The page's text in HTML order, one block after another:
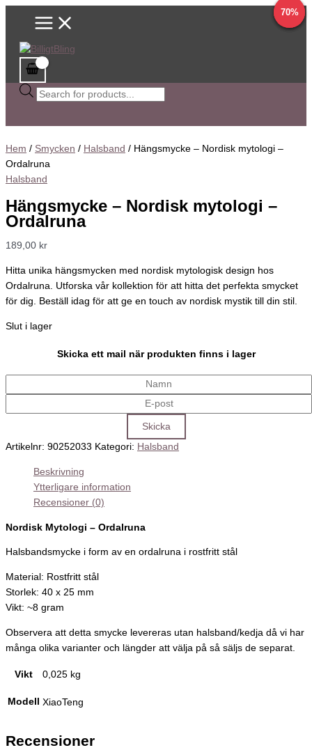
HoppaMain
Sök
efter
Hem / Smycken / Halsband / Hängsmycke – Nordisk mytologi –
Ordalruna
Halsband
Hängsmycke – Nordisk mytologi –
Ordalruna
189,00 kr
Hitta unika hängsmycken med nordisk mytologisk design hos
Ordalruna. Utforska vår kollektion för att hitta det perfekta smycket
för dig. Beställ idag för att ge en touch av nordisk mystik till din stil.
Slut i lager
Skicka ett mail när produkten finns i lager
Artikelnr: 90252033 Kategori: Halsband
Beskrivning
Ytterligare information
Recensioner (0)
Nordisk Mytologi – Ordalruna
Halsbandsmycke i form av en ordalruna i rostfritt stål
Material: Rostfritt stål
Storlek: 40 x 25 mm
Vikt: ~8 gram
Observera att detta smycke levereras utan halsband/kedja då vi har
många olika varianter och längder att välja på så säljs de separat.
Vikt 0,025 kg
Modell XiaoTeng
Recensioner
9%
Det
var:
Det
15%
Det
var:
Det
11%
Det
var:
Det
70%
Det
var:
Det